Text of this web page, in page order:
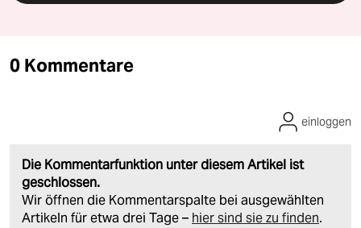
0 Kommentare
Die Kommentarfunktion unter diesem Artikel ist
geschlossen.
Wir öffnen die Kommentarspalte bei ausgewählten
Artikeln für etwa drei Tage – hier sind sie zu finden.
einloggen